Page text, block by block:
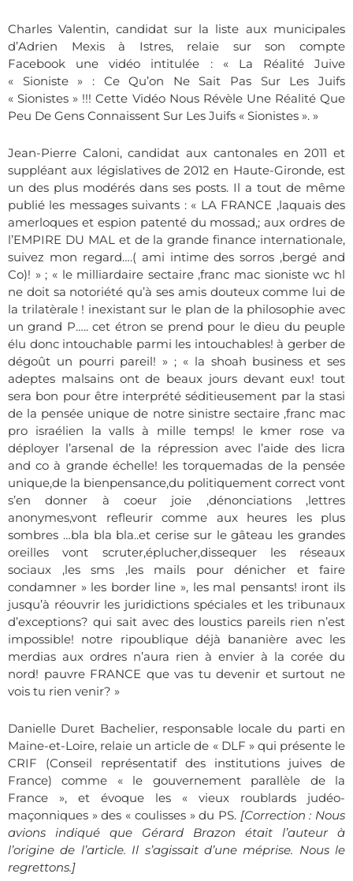
Charles Valentin, candidat sur la liste aux municipales
d’Adrien Mexis à Istres, relaie sur son compte
Facebook une vidéo intitulée : « La Réalité Juive
« Sioniste » : Ce Qu’on Ne Sait Pas Sur Les Juifs
« Sionistes » !!! Cette Vidéo Nous Révèle Une Réalité Que
Peu De Gens Connaissent Sur Les Juifs « Sionistes ». »
Jean-Pierre Caloni, candidat aux cantonales en 2011 et
suppléant aux législatives de 2012 en Haute-Gironde, est
un des plus modérés dans ses posts. Il a tout de même
publié les messages suivants : « LA FRANCE ,laquais des
amerloques et espion patenté du mossad,; aux ordres de
l’EMPIRE DU MAL et de la grande finance internationale,
suivez mon regard….( ami intime des sorros ,bergé and
Co)! » ; « le milliardaire sectaire ,franc mac sioniste wc hl
ne doit sa notoriété qu’à ses amis douteux comme lui de
la trilatèrale ! inexistant sur le plan de la philosophie avec
un grand P….. cet étron se prend pour le dieu du peuple
élu donc intouchable parmi les intouchables! à gerber de
dégoût un pourri pareil! » ; « la shoah business et ses
adeptes malsains ont de beaux jours devant eux! tout
sera bon pour être interprété séditieusement par la stasi
de la pensée unique de notre sinistre sectaire ,franc mac
pro israélien la valls à mille temps! le kmer rose va
déployer l’arsenal de la répression avec l’aide des licra
and co à grande échelle! les torquemadas de la pensée
unique,de la bienpensance,du politiquement correct vont
s’en donner à coeur joie ,dénonciations ,lettres
anonymes,vont refleurir comme aux heures les plus
sombres …bla bla bla..et cerise sur le gâteau les grandes
oreilles vont scruter,éplucher,dissequer les réseaux
sociaux ,les sms ,les mails pour dénicher et faire
condamner » les border line », les mal pensants! iront ils
jusqu’à réouvrir les juridictions spéciales et les tribunaux
d’exceptions? qui sait avec des loustics pareils rien n’est
impossible! notre ripoublique déjà bananière avec les
merdias aux ordres n’aura rien à envier à la corée du
nord! pauvre FRANCE que vas tu devenir et surtout ne
vois tu rien venir? »
Danielle Duret Bachelier, responsable locale du parti en
Maine-et-Loire, relaie un article de « DLF » qui présente le
CRIF (Conseil représentatif des institutions juives de
France) comme « le gouvernement parallèle de la
France », et évoque les « vieux roublards judéo-
maçonniques » des « coulisses » du PS. [Correction : Nous
avions indiqué que Gérard Brazon était l’auteur à
l’origine de l’article. Il s’agissait d’une méprise. Nous le
regrettons.]